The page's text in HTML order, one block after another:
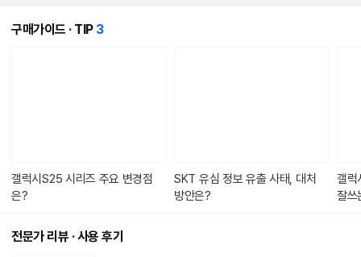
구매가이드 · TIP 3개
갤럭시S25 시리즈 주요 변경점
은?
SKT 유심 정보 유출 사태, 대처
방안은?
갤럭
잘쓰
전문가 리뷰 · 사용 후기